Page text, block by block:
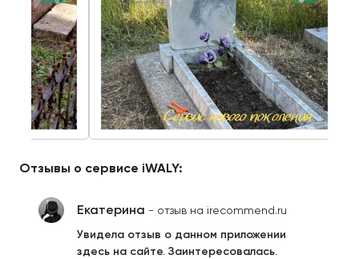
Отзывы о сервисе iWALY:
Екатерина - отзыв на irecommend.ru
Увидела отзыв о данном приложении
здесь на сайте. Заинтересовалась.